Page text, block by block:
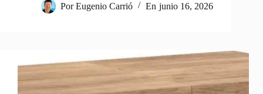
Por Eugenio Carrió En junio 16, 2026